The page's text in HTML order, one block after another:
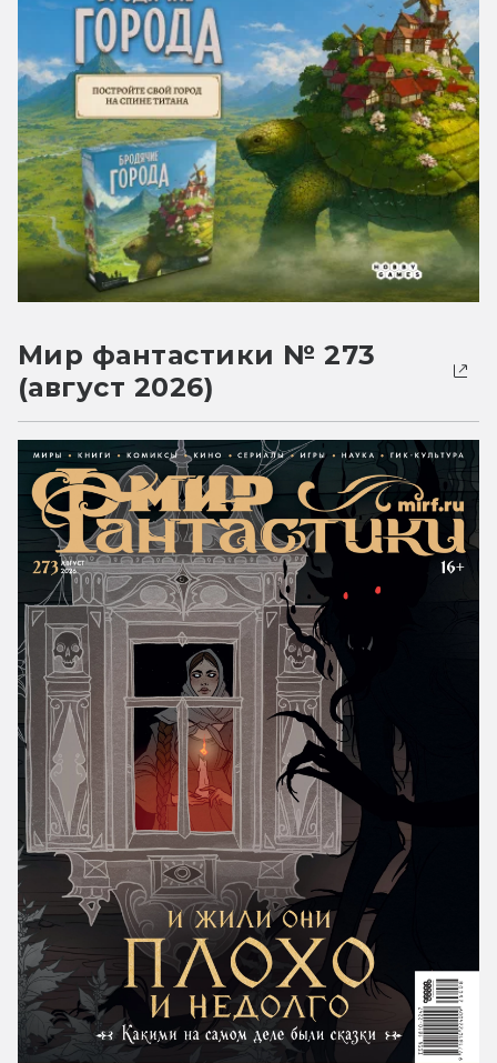
Мир фантастики № 273
(август 2026)